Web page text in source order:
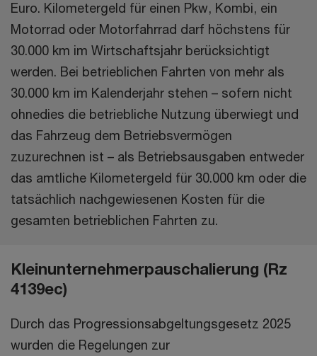
Euro. Kilometergeld für einen Pkw, Kombi, ein
Motorrad oder Motorfahrrad darf höchstens für
30.000 km im Wirtschaftsjahr berücksichtigt
werden. Bei betrieblichen Fahrten von mehr als
30.000 km im Kalenderjahr stehen – sofern nicht
ohnedies die betriebliche Nutzung überwiegt und
das Fahrzeug dem Betriebsvermögen
zuzurechnen ist – als Betriebsausgaben entweder
das amtliche Kilometergeld für 30.000 km oder die
tatsächlich nachgewiesenen Kosten für die
gesamten betrieblichen Fahrten zu.
Kleinunternehmerpauschalierung (Rz
4139ec)
Durch das Progressionsabgeltungsgesetz 2025
wurden die Regelungen zur